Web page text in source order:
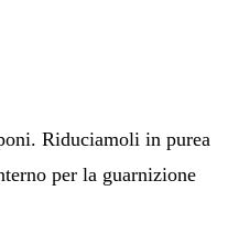
Riduciamoli in purea
per la guarnizione